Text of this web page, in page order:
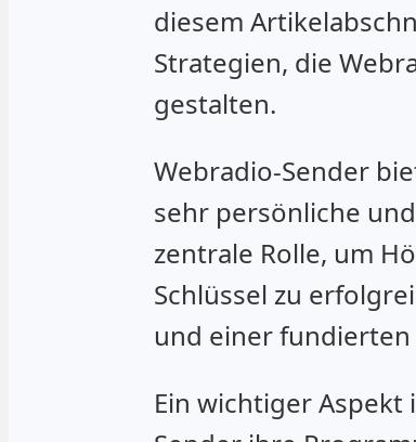
diesem
Strategien, die
gestalten.
Webradio-Sender
sehr persönliche
zentrale Rolle, um
Schlüssel zu
und einer fundierten
Ein wichtiger Aspekt